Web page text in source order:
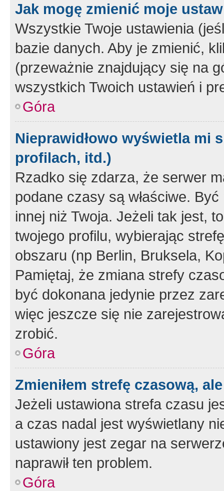
Jak mogę zmienić moje
Wszystkie Twoje ustawienia
bazie danych. Aby je zmienić,
(przeważnie znajdujący się na
wszystkich Twoich ustawień i
Góra
Nieprawidłowo wyświetla mi
profilach, itd.)
Rzadko się zdarza, że serwer
podane czasy są właściwe.
innej niż Twoja. Jeżeli tak jest,
twojego profilu, wybierając
obszaru (np Berlin, Bruksela,
Pamiętaj, że zmiana strefy
być dokonana jedynie przez
więc jeszcze się nie
zrobić.
Góra
Zmieniłem strefę czasową,
Jeżeli ustawiona strefa czasu
a czas nadal jest wyświetlany
ustawiony jest zegar na
naprawił ten problem.
Góra